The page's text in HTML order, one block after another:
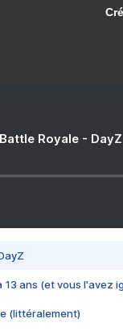
Royale - DayZ
13 ans (et vous l'avez
(littéralement)